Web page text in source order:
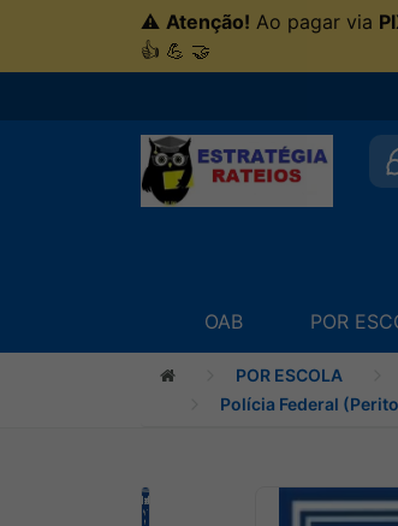
⚠ Atenção! Ao pagar via
👍 💪 🤝
OAB POR
POR ESCOLA
Polícia Federal